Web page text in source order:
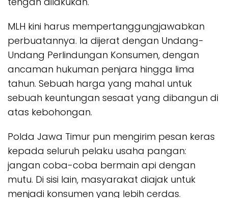
MLH kini harus mempertanggungjawabkan
perbuatannya. Ia dijerat dengan Undang-
Undang Perlindungan Konsumen, dengan
ancaman hukuman penjara hingga lima
tahun. Sebuah harga yang mahal untuk
sebuah keuntungan sesaat yang dibangun di
atas kebohongan.
Polda Jawa Timur pun mengirim pesan keras
kepada seluruh pelaku usaha pangan:
jangan coba-coba bermain api dengan
mutu. Di sisi lain, masyarakat diajak untuk
menjadi konsumen yang lebih cerdas.